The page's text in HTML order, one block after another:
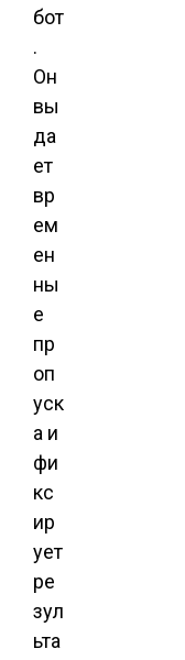
бот
.
Он
вы
да
ет
вр
ем
ен
ны
е
пр
оп
уск
а и
фи
кс
ир
ует
ре
зул
ьта